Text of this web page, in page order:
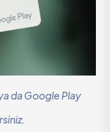
da Google Play